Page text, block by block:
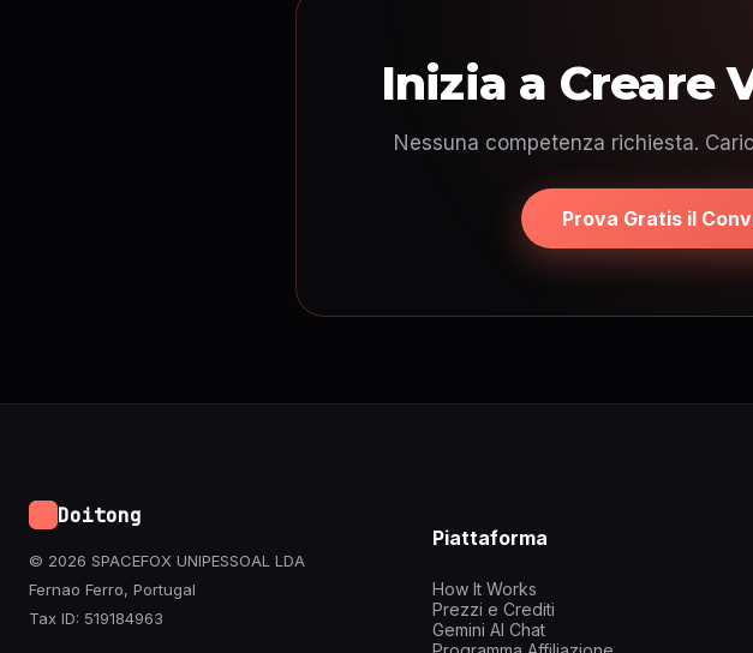
Inizia a Creare
Nessuna competenza richiesta.
Prova Gratis il
Doitong
© 2026 SPACEFOX UNIPESSOAL LDA
Fernao Ferro, Portugal
Tax ID: 519184963
Piattaforma
How It Works
Prezzi e Crediti
Gemini AI Chat